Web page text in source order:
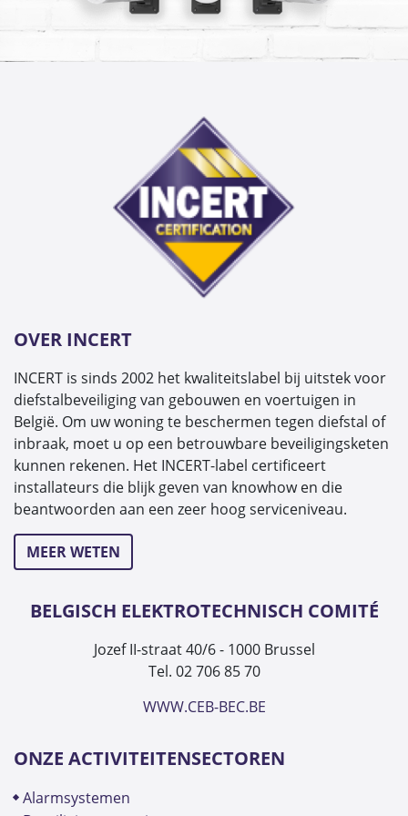
OVER INCERT
INCERT is sinds 2002 het kwaliteitslabel bij uitstek voor
diefstalbeveiliging van gebouwen en voertuigen in
België. Om uw woning te beschermen tegen diefstal of
inbraak, moet u op een betrouwbare beveiligingsketen
kunnen rekenen. Het INCERT-label certificeert
installateurs die blijk geven van knowhow en die
beantwoorden aan een zeer hoog serviceniveau.
MEER WETEN
BELGISCH ELEKTROTECHNISCH COMITÉ
Jozef II-straat 40/6 - 1000 Brussel
Tel. 02 706 85 70
WWW.CEB-BEC.BE
ONZE ACTIVITEITENSECTOREN
alarmsystemen